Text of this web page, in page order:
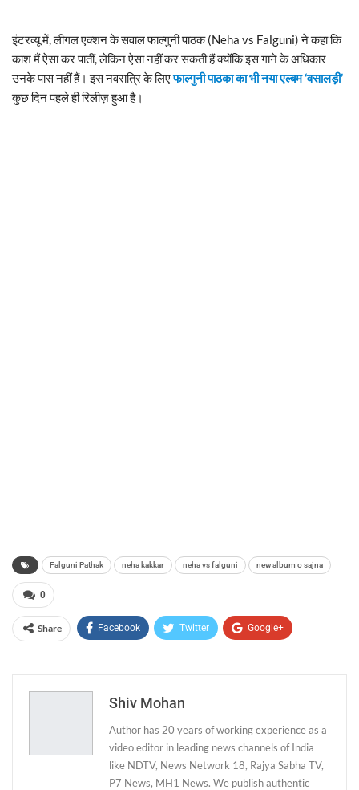
इंटरव्यू में, लीगल एक्शन के सवाल फाल्गुनी पाठक (Neha vs Falguni) ने कहा कि
काश मैं ऐसा कर पातीं, लेकिन ऐसा नहीं कर सकती हैं क्योंकि इस गाने के अधिकार
उनके पास नहीं हैं। इस नवरात्रि के लिएफाल्गुनी पाठका का भी नया एल्बम ‘वसालड़ी’
कुछ दिन पहले ही रिलीज़ हुआ है।
Falguni Pathak neha kakkar neha vs falguni new album o sajna
0
Share Facebook Twitter Google+
Email
Shiv Mohan
Author has 20 years of working experience as a
video editor in leading news channels of India
like NDTV, News Network 18, Rajya Sabha TV,
P7 News, MH1 News. We publish authentic